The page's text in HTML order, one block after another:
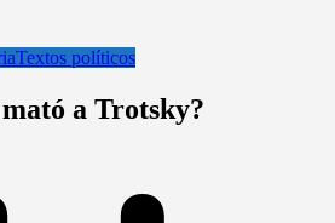
Textos políticos
a Trotsky?